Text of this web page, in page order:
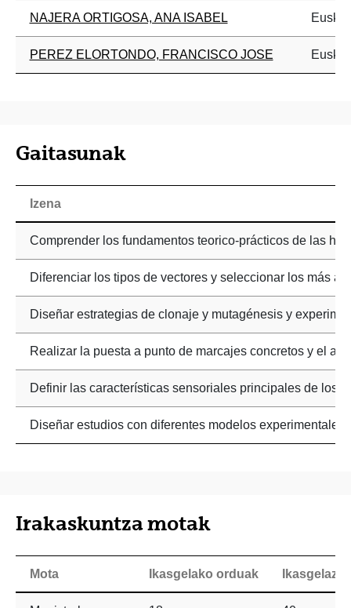
NAJERA ORTIGOSA, ANA ISABEL
PEREZ ELORTONDO, FRANCISCO JOSE
Gaitasunak
Izena
Comprender los fundamentos teorico-prácticos de las
Diferenciar los tipos de vectores y seleccionar los más
Diseñar estrategias de clonaje y mutagénesis y
Realizar la puesta a punto de marcajes concretos y el
Definir las características sensoriales principales de los
Diseñar estudios con diferentes modelos experimentales.
Irakaskuntza motak
Mota Ikasgelako orduak Ikasgelaz